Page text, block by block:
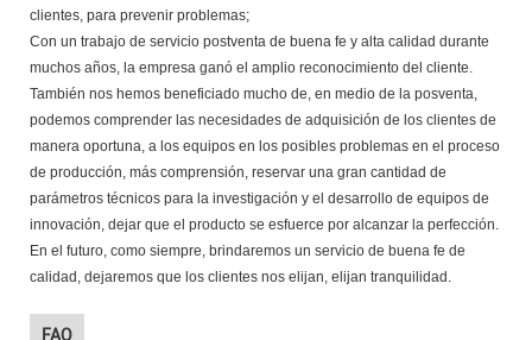
clientes, para prevenir problemas;
Con un trabajo de servicio postventa de buena fe y alta calidad durante
muchos años, la empresa ganó el amplio reconocimiento del cliente.
También nos hemos beneficiado mucho de, en medio de la posventa,
podemos comprender las necesidades de adquisición de los clientes de
manera oportuna, a los equipos en los posibles problemas en el proceso
de producción, más comprensión, reservar una gran cantidad de
parámetros técnicos para la investigación y el desarrollo de equipos de
innovación, dejar que el producto se esfuerce por alcanzar la perfección.
En el futuro, como siempre, brindaremos un servicio de buena fe de
calidad, dejaremos que los clientes nos elijan, elijan tranquilidad.